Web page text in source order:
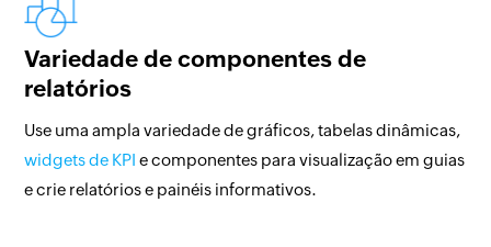
Variedade de componentes de
relatórios
Use uma ampla variedade de gráficos, tabelas dinâmicas,
widgets de KPI e componentes para visualização em guias
e crie relatórios e painéis informativos.